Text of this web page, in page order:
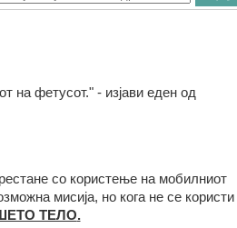
на фетусот." - изјави еден од
со користење на мобилниот
мисија, но кога не се користи
ТЕЛО.